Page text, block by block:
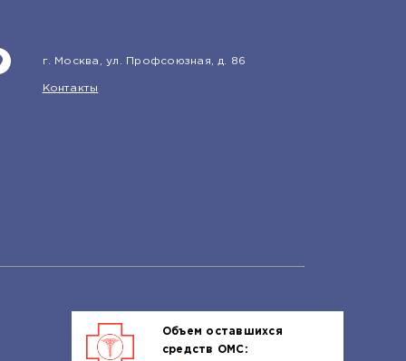
г. Москва, ул. Профсоюзная, д. 86
Контакты
Объем оставшихся
средств ОМС: